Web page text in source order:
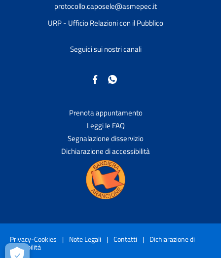
protocollo.caposele@asmepec.it
URP - Ufficio Relazioni con il Pubblico
Seguici sui nostri canali
Prenota appuntamento
Leggi le FAQ
Segnalazione disservizio
Dichiarazione di accessibilità
Privacy-Cookies | Note Legali | Contatti | Dichiarazione di
accessibilità